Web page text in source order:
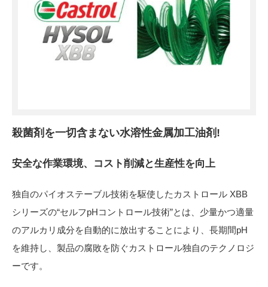
殺菌剤を一切含まない水溶性金属加工油剤!
安全な作業環境、コスト削減と生産性を向上
独自のパイオステーブル技術を駆使したカストロール XBB
シリーズの“セルフpHコントロール技術”とは、少量かつ適量
のアルカリ成分を自動的に放出することにより、長期間pH
を維持し、製品の腐敗を防ぐカストロール独自のテクノロジ
ーです。